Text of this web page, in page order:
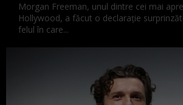
Morgan Freeman, unul dintre cei mai
Hollywood, a făcut o declarație
felul în care...